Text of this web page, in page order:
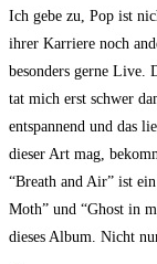
Ich gebe zu, Pop ist
ihrer Karriere noch
besonders gerne Live.
tat mich erst schwer
entspannend und das
dieser Art mag,
“Breath and Air” ist
Moth” und “Ghost in
dieses Album. Nicht